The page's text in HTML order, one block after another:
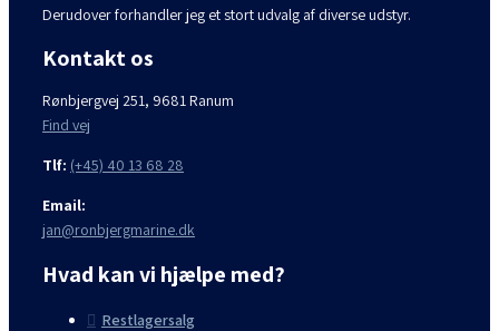
Derudover forhandler jeg et stort udvalg af diverse udstyr.
Kontakt os
Rønbjergvej 251, 9681 Ranum
Find vej
Tlf: (+45) 40 13 68 28
Email:
jan@ronbjergmarine.dk
Hvad kan vi hjælpe med?
Restlagersalg